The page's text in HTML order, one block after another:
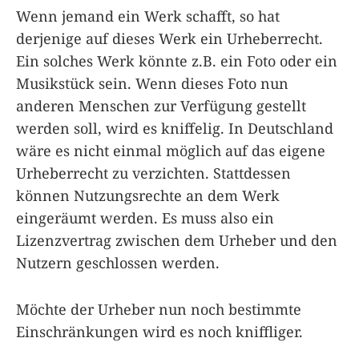
Wenn jemand ein Werk schafft, so hat
derjenige auf dieses Werk ein Urheberrecht.
Ein solches Werk könnte z.B. ein Foto oder ein
Musikstück sein. Wenn dieses Foto nun
anderen Menschen zur Verfügung gestellt
werden soll, wird es kniffelig. In Deutschland
wäre es nicht einmal möglich auf das eigene
Urheberrecht zu verzichten. Stattdessen
können Nutzungsrechte an dem Werk
eingeräumt werden. Es muss also ein
Lizenzvertrag zwischen dem Urheber und den
Nutzern geschlossen werden.
Möchte der Urheber nun noch bestimmte
Einschränkungen wird es noch kniffliger.